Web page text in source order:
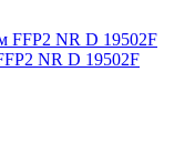
NR D 19502F